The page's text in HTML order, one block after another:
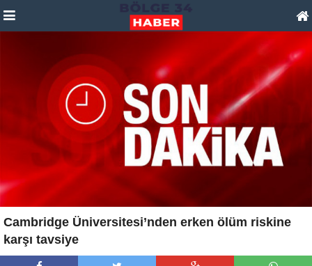
Cambridge Üniversitesi’nden erken ölüm riskine
karşı tavsiye